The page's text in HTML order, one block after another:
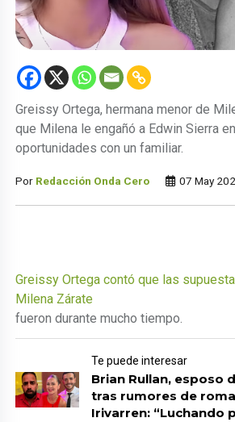
Greissy Ortega, hermana menor de
que Milena le engañó a Edwin Sierra
oportunidades con un familiar.
Por Redacción Onda Cero 07 May
Greissy Ortega contó que las
Milena Zárate
fueron durante mucho tiempo.
Te puede interesar
Brian Rullan, esposo
tras rumores de
Irivarren: “Luchando